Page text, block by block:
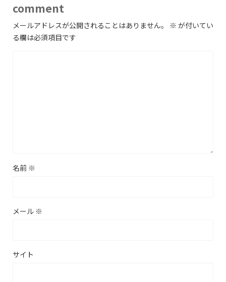
comment
メールアドレスが公開されることはありません。 ※ が付いてい
る欄は必須項目です
名前 ※
メール ※
サイト